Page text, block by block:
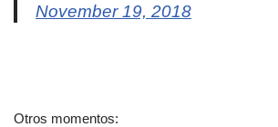
November 19, 2018
Otros momentos: